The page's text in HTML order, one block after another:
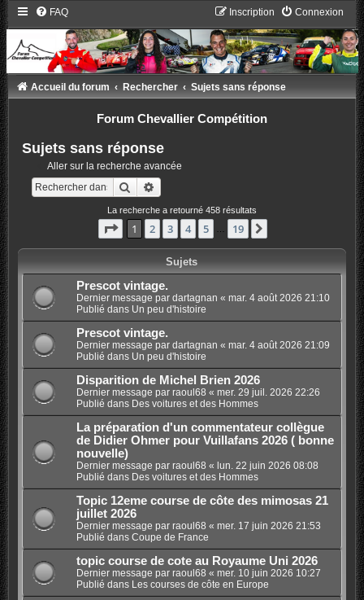
FAQ Connexion
Inscription
Accueil du forum Rechercher Sujets sans réponse
Forum Chevallier Compétition
Sujets sans réponse
Aller sur la recherche avancée
Rechercher
La recherche a retourné 458 résultats
Page 1sur19
1 2 3 4 5 19
Sujets
Prescot vintage.
Dernier message par dartagnan « mar. 4 août 2026 21:10
Publié dans Un peu d'histoire
Prescot vintage.
Dernier message par dartagnan « mar. 4 août 2026 21:09
Publié dans Un peu d'histoire
Disparition de Michel Brien 2026
Dernier message par raoul68 « mer. 29 juil. 2026 22:26
Publié dans Des voitures et des Hommes
La préparation d'un commentateur collègue
de Didier Ohmer pour Vuillafans 2026 ( bonne
nouvelle)
Dernier message par raoul68 « lun. 22 juin 2026 08:08
Publié dans Des voitures et des Hommes
Topic 12eme course de côte des mimosas 21
juillet 2026
Dernier message par raoul68 « mer. 17 juin 2026 21:53
Publié dans Coupe de France
topic course de cote au Royaume Uni 2026
Dernier message par raoul68 « mer. 10 juin 2026 10:27
Publié dans Les courses de côte en Europe